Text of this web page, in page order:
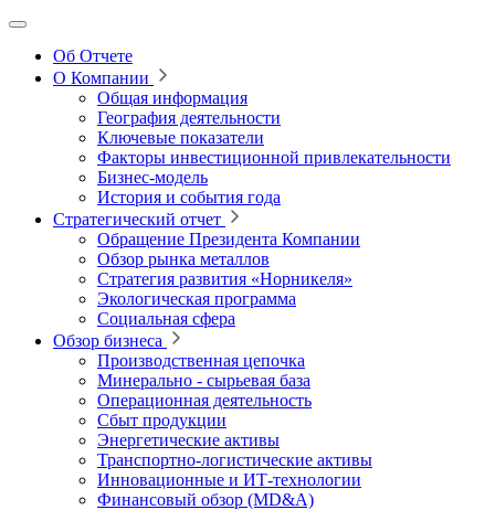
Об Отчете
О Компании
Общая информация
География деятельности
Ключевые показатели
Факторы инвестиционной привлекательности
Бизнес-модель
История и события года
Стратегический отчет
Обращение Президента Компании
Обзор рынка металлов
Стратегия развития «Норникеля»
Экологическая программа
Социальная сфера
Обзор бизнеса
Производственная цепочка
Минерально ‑ сырьевая база
Операционная деятельность
Сбыт продукции
Энергетические активы
Транспортно-логистические активы
Инновационные и ИТ‑технологии
Финансовый обзор (MD&A)